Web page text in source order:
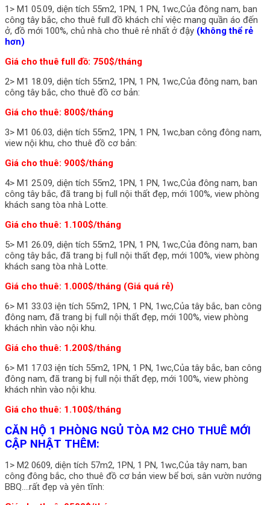
1> M1 05.09, diện tích 55m2, 1PN, 1 PN, 1wc,Của đông nam, ban
công tây bắc, cho thuê full đồ khách chỉ việc mang quần áo đến
ở, đồ mới 100%, chủ nhà cho thuê rẻ nhất ở đậy (không thể rẻ
hơn)
Giá cho thuê full đồ: 750$/tháng
2> M1 18.09, diện tích 55m2, 1PN, 1 PN, 1wc,Của đông nam, ban
công tây bắc, cho thuê đồ cơ bản:
Giá cho thuê: 800$/tháng
3> M1 06.03, diện tích 55m2, 1PN, 1 PN, 1wc,ban công đông nam,
view nội khu, cho thuê đồ cơ bản:
Giá cho thuê: 900$/tháng
4> M1 25.09, diện tích 55m2, 1PN, 1 PN, 1wc,Của đông nam, ban
công tây bắc, đã trang bị full nội thất đẹp, mới 100%, view phòng
khách sang tòa nhà Lotte.
Giá cho thuê: 1.100$/tháng
5> M1 26.09, diện tích 55m2, 1PN, 1 PN, 1wc,Của đông nam, ban
công tây bắc, đã trang bị full nội thất đẹp, mới 100%, view phòng
khách sang tòa nhà Lotte.
Giá cho thuê: 1.000$/tháng (Giá quá rẻ)
6> M1 33.03 iện tích 55m2, 1PN, 1 PN, 1wc,Của tây bắc, ban công
đông nam, đã trang bị full nội thất đẹp, mới 100%, view phòng
khách nhìn vào nội khu.
Giá cho thuê: 1.200$/tháng
6> M1 17.03 iện tích 55m2, 1PN, 1 PN, 1wc,Của tây bắc, ban công
đông nam, đã trang bị full nội thất đẹp, mới 100%, view phòng
khách nhìn vào nội khu.
Giá cho thuê: 1.100$/tháng
CĂN HỘ 1 PHÒNG NGỦ TÒA M2 CHO THUÊ MỚI
CẬP NHẬT THÊM:
1> M2 0609, diện tích 57m2, 1PN, 1 PN, 1wc,Của tây nam, ban
công đông bắc, cho thuê đồ cơ bản view bể bơi, sân vườn nướng
BBQ….rất đẹp và yên tĩnh: